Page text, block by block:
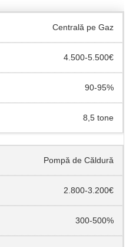
Centrală pe Gaz
4.500-5.500€
90-95%
8,5 tone
Pompă de Căldură
2.800-3.200€
300-500%